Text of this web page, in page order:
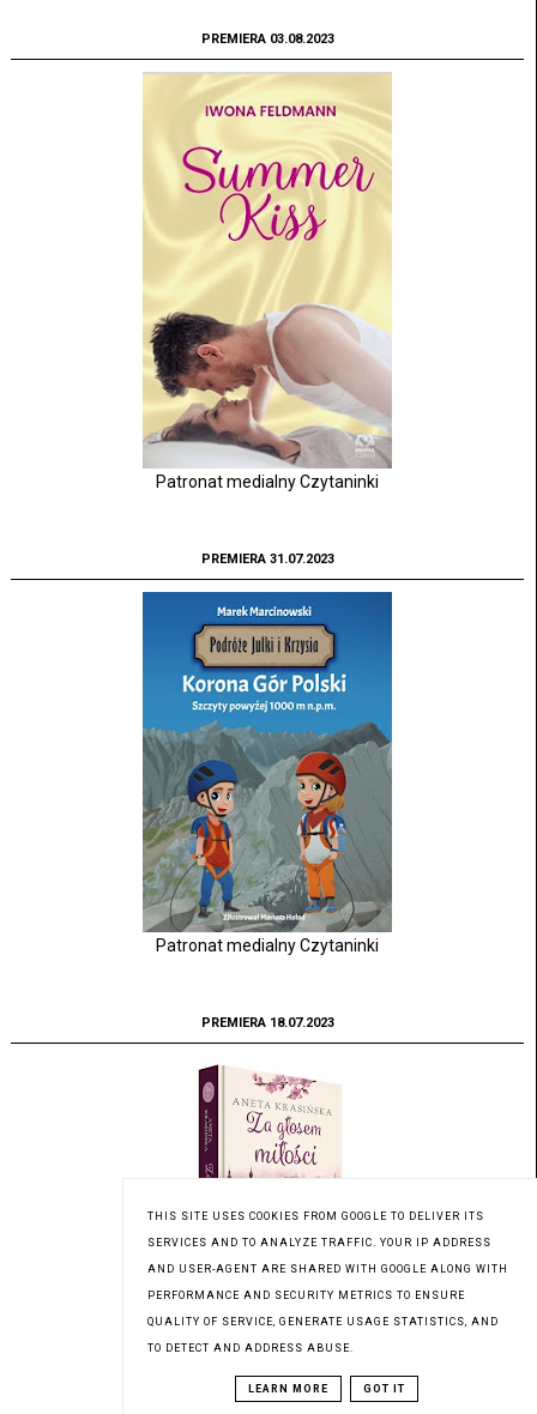
PREMIERA 03.08.2023
Patronat medialny Czytaninki
PREMIERA 31.07.2023
Patronat medialny Czytaninki
PREMIERA 18.07.2023
Patronat medialny Czytaninki
PREMIERA 17.07.2023
THIS SITE USES COOKIES FROM GOOGLE TO DELIVER ITS
SERVICES AND TO ANALYZE TRAFFIC. YOUR IP ADDRESS
AND USER-AGENT ARE SHARED WITH GOOGLE ALONG WITH
PERFORMANCE AND SECURITY METRICS TO ENSURE
QUALITY OF SERVICE, GENERATE USAGE STATISTICS, AND
TO DETECT AND ADDRESS ABUSE.
LEARN MORE GOT IT